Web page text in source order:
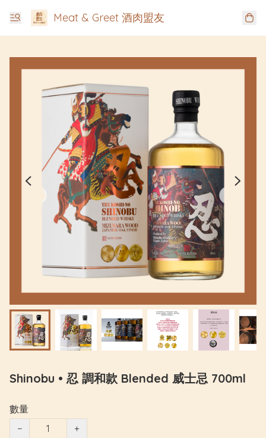
Meat & Greet 酒肉盟友
Shinobu • 忍 調和款 Blended 威士忌 700ml
數量
−
+